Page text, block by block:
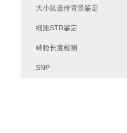
大小鼠遗传背景鉴定
细胞STR鉴定
端粒长度检测
SNP